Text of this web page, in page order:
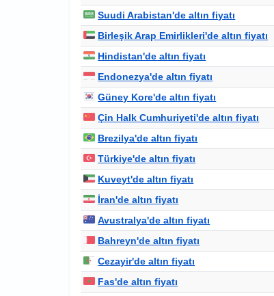
Suudi Arabistan'de altın fiyatı
Birleşik Arap Emirlikleri'de altın fiyatı
Hindistan'de altın fiyatı
Endonezya'de altın fiyatı
Güney Kore'de altın fiyatı
Çin Halk Cumhuriyeti'de altın fiyatı
Brezilya'de altın fiyatı
Türkiye'de altın fiyatı
Kuveyt'de altın fiyatı
İran'de altın fiyatı
Avustralya'de altın fiyatı
Bahreyn'de altın fiyatı
Cezayir'de altın fiyatı
Fas'de altın fiyatı